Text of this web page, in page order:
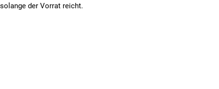
solange der Vorrat reicht.